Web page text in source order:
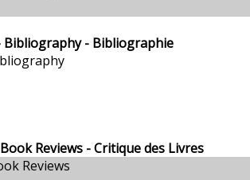
- Bibliographie
Reviews - Critique des Livres
Reviews